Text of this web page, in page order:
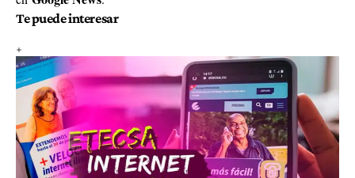
Te puede interesar